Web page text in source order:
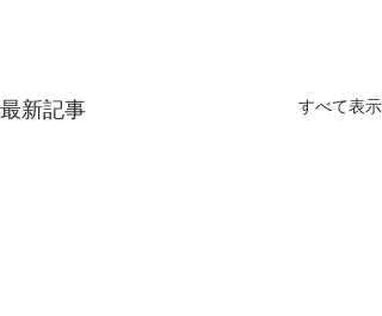
最新記事 すべて表示